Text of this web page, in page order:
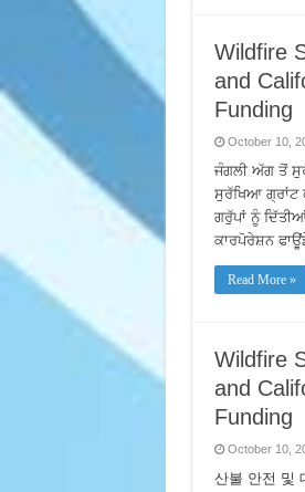
Wildfire
and
Funding
October 10,
ਜੰਗਲੀ ਅੱਗ ਤੋਂ
ਸੁਰੱਖਿਆ ਗ੍ਰਾਂਟ
ਗਰੁੱਪਾਂ ਨੂੰ
ਕਾਰਪੋਰੇਸ਼ਨ
Read More »
Wildfire
and
Funding
October 10,
산불 안전 및